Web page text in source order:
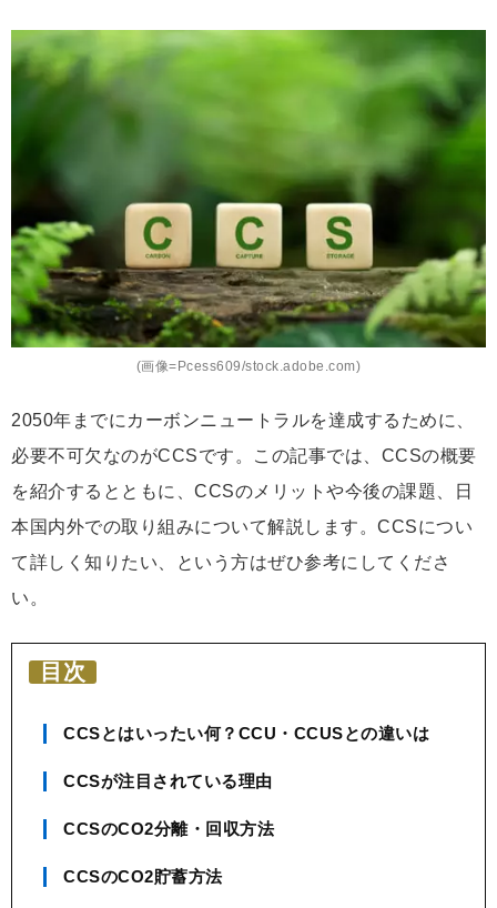
な
ッ
ク
ー
ク
(画像=Pcess609/stock.adobe.com)
2050年までにカーボンニュートラルを達成するために、
必要不可欠なのがCCSです。この記事では、CCSの概要
を紹介するとともに、CCSのメリットや今後の課題、日
本国内外での取り組みについて解説します。CCSについ
て詳しく知りたい、という方はぜひ参考にしてくださ
い。
目次
CCSとはいったい何？CCU・CCUSとの違いは
CCSが注目されている理由
CCSのCO2分離・回収方法
CCSのCO2貯蓄方法